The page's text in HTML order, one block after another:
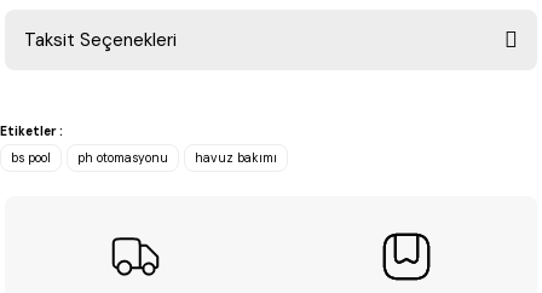
Taksit Seçenekleri
Etiketler :
bs pool
ph otomasyonu havuz bakımı